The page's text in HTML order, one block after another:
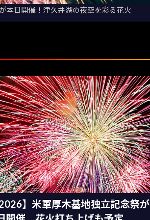
本日開催！津久井湖の夜空を彩る花火
】米軍厚木基地独立記念祭が